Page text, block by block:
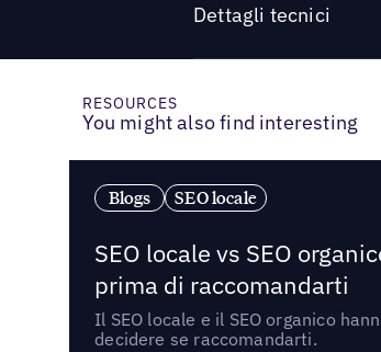
Dettagli tecnici
RESOURCES
You might also find interesting
Blogs SEO locale
SEO locale vs SEO
prima di raccomandarti
Il SEO locale e il SEO organico
decidere se raccomandarti.